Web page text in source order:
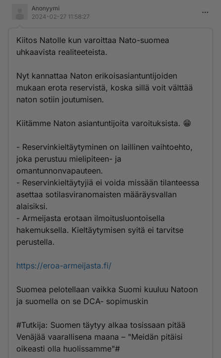
vastaan hyökkäsi se silloin kansainvälistä yhteisöä
Anonyymi
2024-02-27 11:58:27
Kiitos Natolle kun varoittaa Nato-suomea
uhkaavista realiteeteista.
Nyt kannattaa Naton erikoisasiantuntijoiden
mukaan erota reservistä, koska sillä voit välttää
naton sotiin joutumisen.
Kiitämme Naton asiantuntijoita varoituksista. 😁
- Reservinkieltäytyminen on laillinen vaihtoehto,
joka perustuu mielipiteen- ja
omantunnonvapauteen.
- Reservinkieltäytyjiä ei voida missään tilanteessa
asettaa sotilasviranomaisten määräysvallan
alaisiksi.
- Armeijasta erotaan ilmoitusluontoisella
hakemuksella. Kieltäytymisen syitä ei tarvitse
perustella.
https://eroa-armeijasta.fi/
Suomea pelotellaan vaikka Suomi kuuluu Natoon
ja suomella on se DCA- sopimuskin
#Tutkija: Suomen täytyy alkaa tosissaan pitää
Venäjää vaarallisena maana – "Meidän pitäisi
oikeasti olla huolissamme"#